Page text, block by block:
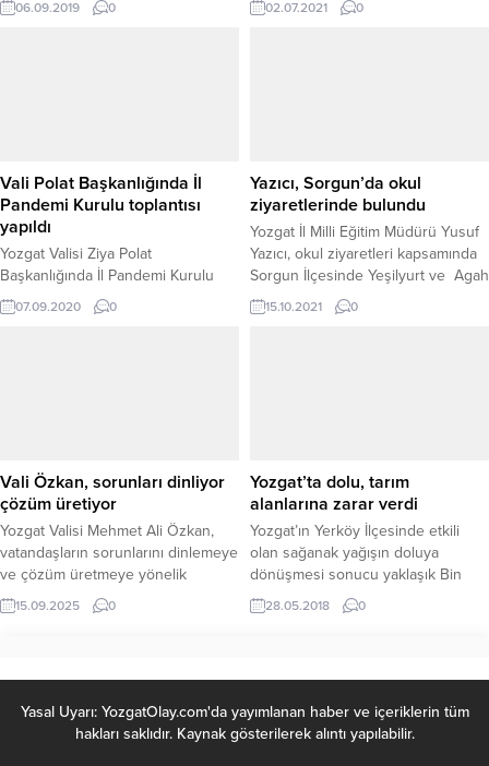
çiftçilerin dikkatini çekiyor.
06.09.2019 0
yapılması planlanan çalışmalar
02.07.2021 0
Vali Polat Başkanlığında İl
Pandemi Kurulu toplantısı
yapıldı
Yozgat Valisi Ziya Polat
Başkanlığında İl Pandemi Kurulu
toplantısı gerçekleştirildi.
07.09.2020 0
Yazıcı, Sorgun’da okul
ziyaretlerinde bulundu
Yozgat İl Milli Eğitim Müdürü Yusuf
Yazıcı, okul ziyaretleri kapsamında
Sorgun İlçesinde Yeşilyurt ve Agah
Efendi İlkokullarını ziyaret etti.
15.10.2021 0
Vali Özkan, sorunları dinliyor
çözüm üretiyor
Yozgat Valisi Mehmet Ali Özkan,
vatandaşların sorunlarını dinlemeye
ve çözüm üretmeye yönelik
çalışmalarını sürdürüyor. Valilik
makamında gerçekleştirilen
getirilen talepleri dikkatle dinledi.
Vatandaş odaklı bir anlayışla
hareket eden Vali Özkan, iletilen
15.09.2025 0
Yozgat’ta dolu, tarım
alanlarına zarar verdi
Yozgat’ın Yerköy İlçesinde etkili
olan sağanak yağışın doluya
dönüşmesi sonucu yaklaşık Bin
dekar ekili tarım alanlarında zarar
meydana geldi.
28.05.2018 0
Yasal Uyarı: YozgatOlay.com'da yayımlanan haber ve içeriklerin tüm
hakları saklıdır. Kaynak gösterilerek alıntı yapılabilir.